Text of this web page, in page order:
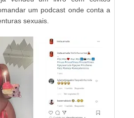
um podcast onde conta a
sexuais.